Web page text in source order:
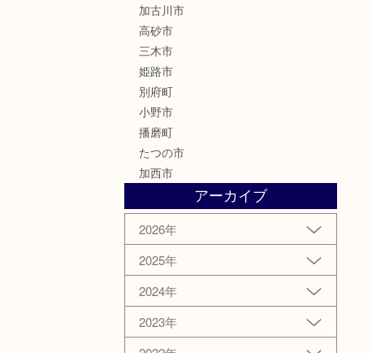
加古川市
高砂市
三木市
姫路市
別府町
小野市
播磨町
たつの市
加西市
アーカイブ
2026年
2025年
2024年
2023年